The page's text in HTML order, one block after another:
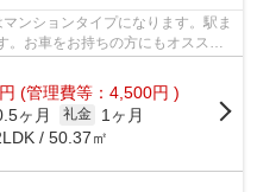
ンションタイプになります。駅ま
。お車をお持ちの方にもオススメ
円 (管理費等：4,500円 )
ヶ月 礼金
1ヶ月
/ 50.37㎡